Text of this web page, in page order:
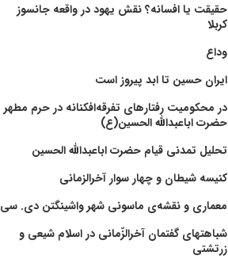
حقیقت یا افسانه؟‌ نقش یهود در واقعه جانسوز
کربلا
وداع
ایران حسین تا ابد پیروز است
در محکومیت رفتارهای تفرقه‌افکنانه در حرم مطهر
حضرت اباعبدالله الحسین(ع)
تحلیل تمدنی قیام حضرت اباعبدالله الحسین
کنیسه شیطان و چهار سوار آخرالزمانی
معماری و نقشه‌ی ماسونی شهر واشينگتن دی. سی
شباهتهای گفتمان آخر‌الزّمانی در اسلام شیعی و
زرتشتی